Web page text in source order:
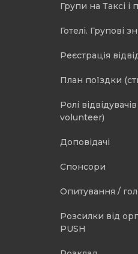
Групи на Таксі і
Готелі. Групові
Реєстрація
План поїздки
Ролі
volunteer)
Доповідачі
Спонсори
Опитування /
Розсилки від
PUSH